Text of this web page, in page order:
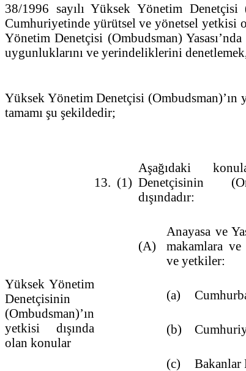
38/1996 sayılı Yüksek Yönetim Denetçisi
Cumhuriyetinde yürütsel ve yönetsel yetkisi
Yönetim Denetçisi (Ombudsman)
uygunluklarını ve yerindeliklerini
Yüksek Yönetim Denetçisi (Ombudsman)’ın
tamamı şu şekildedir;
Yüksek Yönetim
Denetçisinin
(Ombudsman)’ın
yetkisi dışında
olan konular
13. (1)
Aşağıdaki
Denetçisinin
dışındadır:
(A)
Anayasa ve
makamlara
ve yetkiler:
(a)
(b)
(c) Bakanlar